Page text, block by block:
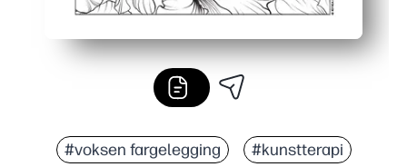
#voksen fargelegging #kunstterapi